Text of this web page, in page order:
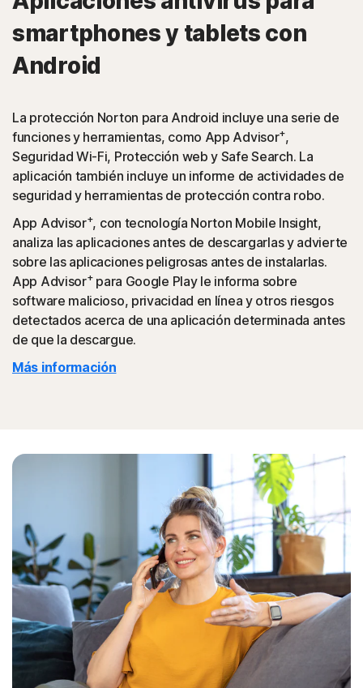
smartphones y tablets con
Android
La protección Norton para Android incluye una serie de
funciones y herramientas, como App Advisor+,
Seguridad Wi-Fi, Protección web y Safe Search. La
aplicación también incluye un informe de actividades de
seguridad y herramientas de protección contra robo.
App Advisor+, con tecnología Norton Mobile Insight,
analiza las aplicaciones antes de descargarlas y advierte
sobre las aplicaciones peligrosas antes de instalarlas.
App Advisor+para Google Play le informa sobre
software malicioso, privacidad en línea y otros riesgos
detectados acerca de una aplicación determinada antes
de que la descargue.
Más información